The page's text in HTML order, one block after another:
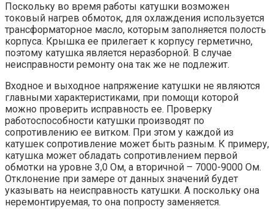
Поскольку во время работы катушки возможен
токовый нагрев обмоток, для охлаждения используется
трансформаторное масло, которым заполняется полость
корпуса. Крышка ее прилегает к корпусу герметично,
поэтому катушка является неразборной. В случае
неисправности ремонту она так же не подлежит.
Входное и выходное напряжение катушки не являются
главными характеристиками, при помощи которой
можно проверить исправность ее. Проверку
работоспособности катушки производят по
сопротивлению ее витком. При этом у каждой из
катушек сопротивление может быть разным. К примеру,
катушка может обладать сопротивлением первой
обмотки на уровне 3,0 Ом, а вторичной – 7000-9000 Ом.
Отклонение при замере от данных значений будет
указывать на неисправность катушки. А поскольку она
неремонтируемая, то она попросту заменяется.